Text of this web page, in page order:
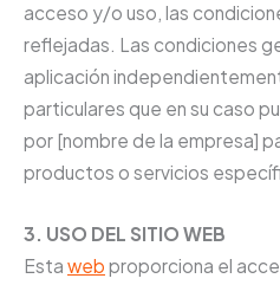
acceso y/o uso, las
reflejadas. Las condiciones
aplicación
particulares que en su caso
por [nombre de la empresa]
productos o servicios
3. USO DEL SITIO WEB
Esta web proporciona el